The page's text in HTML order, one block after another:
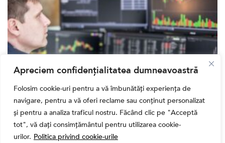
Apreciem confidențialitatea dumneavoastră
Folosim cookie-uri pentru a vă îmbunătăți experiența de
navigare, pentru a vă oferi reclame sau conținut personalizat
și pentru a analiza traficul nostru. Făcând clic pe "Acceptă
tot", vă dați consimțământul pentru utilizarea cookie-
urilor. Politica privind cookie-urile
Banii tăi
Când vinzi o acțiune din portofoliu: Cele 7 motive
întemeiate și 4 capcane emoționale (ghid 2026)